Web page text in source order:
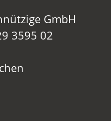
GmbH
3595 02